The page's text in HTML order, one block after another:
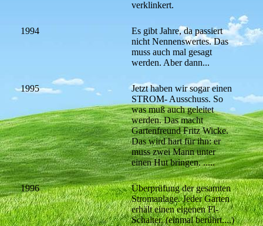
verklinkert.
1994
Es gibt Jahre, da passiert
nicht Nennenswertes. Das
muss auch mal gesagt
werden. Aber dann...
1995
Jetzt haben wir sogar einen
STROM- Ausschuss. So
was muß auch geleitet
werden. Das macht
Gartenfreund Fritz Wicke.
Das wird hart für ihn: er
muss zwei Mann unter
einen Hut bringen. .....
1996
Überprüfung der gesamten
Stromanlage. Jeder Garten
erhält einen eigenen Fl-
Schalter. (einmal berührt....)